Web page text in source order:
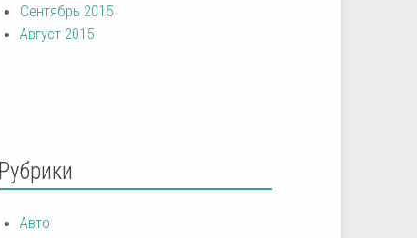
Сентябрь 2015
Август 2015
Рубрики
Авто